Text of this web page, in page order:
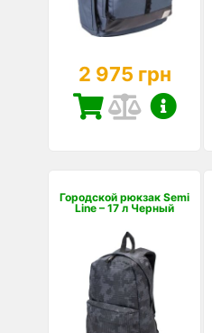
2 975 грн
Городской рюкзак Semi
Line – 17 л Черный